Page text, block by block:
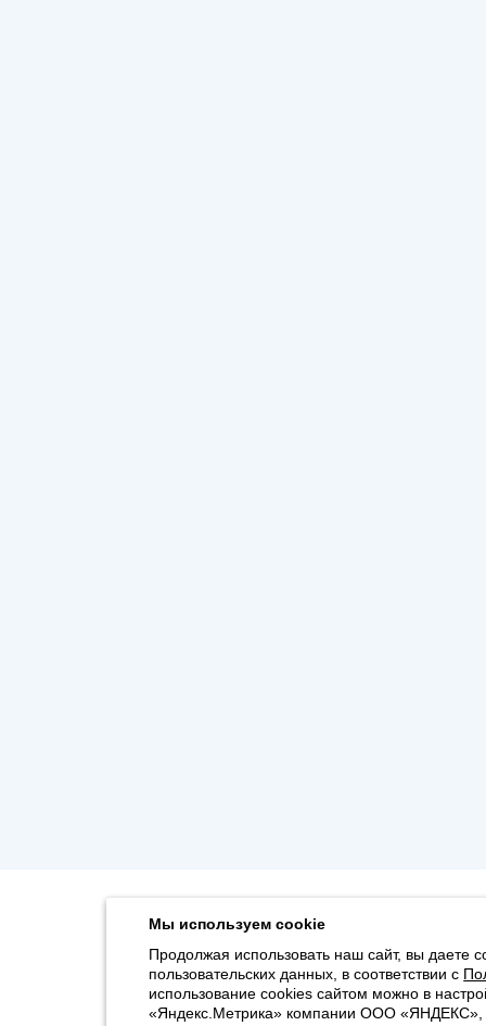
Мы используем cookie
Продолжая использовать наш сайт, вы даете
пользовательских данных, в соответствии с
использование cookies сайтом можно в
«Яндекс.Метрика» компании ООО «ЯНДЕКС»,